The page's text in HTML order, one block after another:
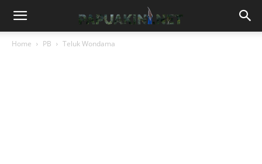
Home PB Teluk Wondama